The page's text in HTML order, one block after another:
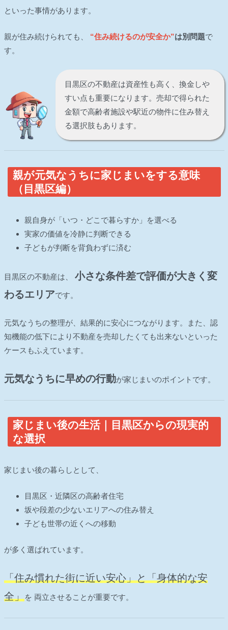
といった事情があります。
親が住み続けられても、 “住み続けるのが安全か”は別問題で
す。
目黒区の不動産は資産性も高く、換金しや
すい点も重要になります。売却で得られた
金額で高齢者施設や駅近の物件に住み替え
る選択肢もあります。
親が元気なうちに家じまいをする意味
（目黒区編）
親自身が「いつ・どこで暮らすか」を選べる
実家の価値を冷静に判断できる
子どもが判断を背負わずに済む
目黒区の不動産は、 小さな条件差で評価が大きく変
わるエリアです。
元気なうちの整理が、結果的に安心につながります。また、認
知機能の低下により不動産を売却したくても出来ないといった
ケースもふえています。
元気なうちに早めの行動が家じまいのポイントです。
家じまい後の生活｜目黒区からの現実的
な選択
家じまい後の暮らしとして、
目黒区・近隣区の高齢者住宅
坂や段差の少ないエリアへの住み替え
子ども世帯の近くへの移動
が多く選ばれています。
「住み慣れた街に近い安心」と「身体的な安
全」を 両立させることが重要です。